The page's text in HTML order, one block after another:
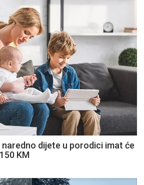
naredno dijete u porodici imat će
KM